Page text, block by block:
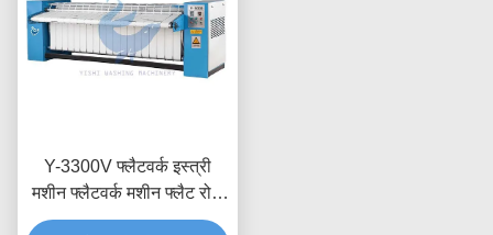
Y-3300V फ्लैटवर्क इस्त्री
मशीन फ्लैटवर्क मशीन फ्लैट रोल
इस्त्री फ्लैट इस्त्री